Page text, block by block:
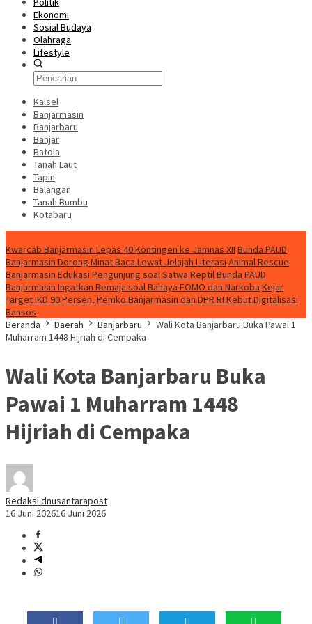
Ekonomi
Sosial Budaya
Olahraga
Lifestyle
Kalsel
Banjarmasin
Banjarbaru
Banjar
Batola
Tanah Laut
Tapin
Balangan
Tanah Bumbu
Kotabaru
Kwarcab Banjarmasin Lepas 40 Kontingen ke Jamnas XII Bunda PAUD
Banjarmasin Dorong Minat Baca Lewat Jelajah Literasi Animal Rescue
Banjarmasin Edukasi Pengunjung soal Satwa ReptilBunda PAUD
Banjarmasin Ingatkan Remaja soal Bahaya FOMO dan Narkoba Kejar
Target IKD 90 Persen, Pemko Banjarmasin dan DPR RI Kebut Digitalisasi
Bansos
Beranda
Daerah Banjarbaru
Wali Kota Banjarbaru Buka Pawai 1
Muharram 1448 Hijriah di Cempaka
Wali Kota Banjarbaru Buka
Pawai 1 Muharram 1448
Hijriah di Cempaka
Redaksi dnusantarapost
16 Juni 202616 Juni 2026